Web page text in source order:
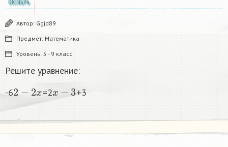
ОКТЯБРЬ
Автор: Ggjd89
Предмет: Математика
Уровень: 5 - 9 класс
Решите уравнение:
-6
2 x
=2 +3